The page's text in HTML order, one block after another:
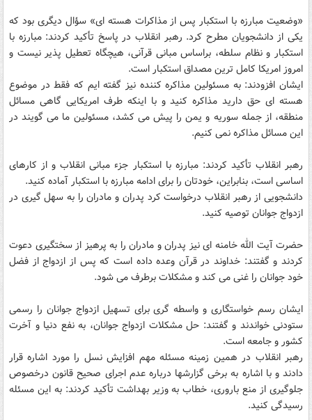
«وضعیت مبارزه با استکبار پس از مذاکرات هسته ای» سؤال دیگری بود که
یکی از دانشجویان مطرح کرد. رهبر انقلاب در پاسخ تأکید کردند: مبارزه با
استکبار و نظام سلطه، براساس مبانی قرآنی، هیچگاه تعطیل پذیر نیست و
امروز امریکا کامل ترین مصداق استکبار است.
ایشان افزودند: به مسئولین مذاکره کننده نیز گفته ایم که فقط در موضوع
هسته ای حق دارید مذاکره کنید و با اینکه طرف امریکایی گاهی مسائل
منطقه، از جمله سوریه و یمن را پیش می کشد، مسئولین ما می گویند در
این مسائل مذاکره نمی کنیم.
رهبر انقلاب تأکید کردند: مبارزه با استکبار جزء مبانی انقلاب و از کارهای
اساسی است، بنابراین، خودتان را برای ادامه مبارزه با استکبار آماده کنید.
دانشجویی از رهبر انقلاب درخواست کرد پدران و مادران را به سهل گیری در
ازدواج جوانان توصیه کنید.
حضرت آیت الله خامنه ای نیز پدران و مادران را به پرهیز از سختگیری دعوت
کردند و گفتند: خداوند در قرآن وعده داده است که پس از ازدواج از فضل
خود جوانان را غنی می کند و مشکلات برطرف می شود.
ایشان رسم خواستگاری و واسطه گری برای تسهیل ازدواج جوانان را رسمی
ستودنی خواندند و گفتند: حل مشکلات ازدواج جوانان، به نفع دنیا و آخرت
کشور و جامعه است.
رهبر انقلاب در همین زمینه مسئله مهم افزایش نسل را مورد اشاره قرار
دادند و با اشاره به برخی گزارشها درباره عدم اجرای صحیح قانون درخصوص
جلوگیری از منع باروری، خطاب به وزیر بهداشت تأکید کردند: به این مسئله
رسیدگی کنید.